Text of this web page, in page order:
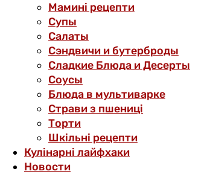
Мамині рецепти
Супы
Салаты
Сэндвичи и бутерброды
Сладкие Блюда и Десерты
Соусы
Блюда в мультиварке
Страви з пшениці
Торти
Шкільні рецепти
Кулінарні лайфхаки
Новости